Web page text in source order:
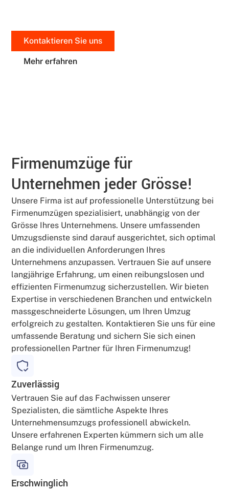
Kontaktieren Sie uns
Mehr erfahren
Firmenumzüge für
Unternehmen jeder Grösse!
Unsere Firma ist auf professionelle Unterstützung bei
Firmenumzügen spezialisiert, unabhängig von der
Grösse Ihres Unternehmens. Unsere umfassenden
Umzugsdienste sind darauf ausgerichtet, sich optimal
an die individuellen Anforderungen Ihres
Unternehmens anzupassen. Vertrauen Sie auf unsere
langjährige Erfahrung, um einen reibungslosen und
effizienten Firmenumzug sicherzustellen. Wir bieten
Expertise in verschiedenen Branchen und entwickeln
massgeschneiderte Lösungen, um Ihren Umzug
erfolgreich zu gestalten. Kontaktieren Sie uns für eine
umfassende Beratung und sichern Sie sich einen
professionellen Partner für Ihren Firmenumzug!
Zuverlässig
Vertrauen Sie auf das Fachwissen unserer
Spezialisten, die sämtliche Aspekte Ihres
Unternehmensumzugs professionell abwickeln.
Unsere erfahrenen Experten kümmern sich um alle
Belange rund um Ihren Firmenumzug.
Erschwinglich